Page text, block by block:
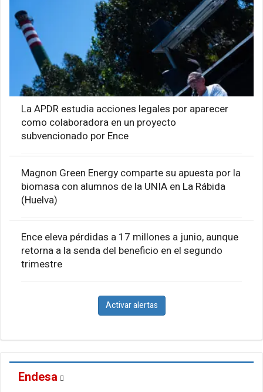
La APDR estudia acciones legales por aparecer
como colaboradora en un proyecto
subvencionado por Ence
Magnon Green Energy comparte su apuesta por la
biomasa con alumnos de la UNIA en La Rábida
(Huelva)
Ence eleva pérdidas a 17 millones a junio, aunque
retorna a la senda del beneficio en el segundo
trimestre
Activar alertas
Endesa